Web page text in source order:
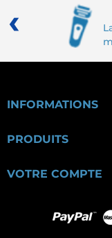
‹
INFORMATIONS
PRODUITS
VOTRE COMPTE